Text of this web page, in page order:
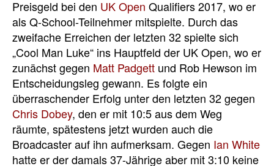
Preisgeld bei den UK Open Qualifiers 2017, wo er
als Q-School-Teilnehmer mitspielte. Durch das
zweifache Erreichen der letzten 32 spielte sich
„Cool Man Luke“ ins Hauptfeld der UK Open, wo er
zunächst gegen Matt Padgett und Rob Hewson im
Entscheidungsleg gewann. Es folgte ein
überraschender Erfolg unter den letzten 32 gegen
Chris Dobey, den er mit 10:5 aus dem Weg
räumte, spätestens jetzt wurden auch die
Broadcaster auf ihn aufmerksam. Gegen Ian White
hatte er der damals 37-Jährige aber mit 3:10 keine